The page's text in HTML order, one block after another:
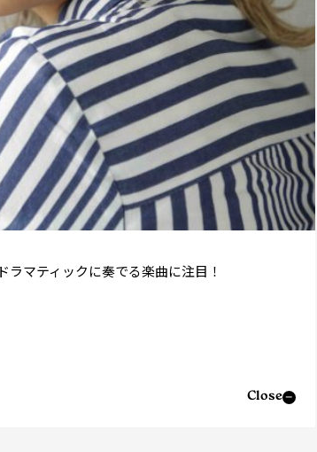
マティックに奏でる楽曲に注目！
Close